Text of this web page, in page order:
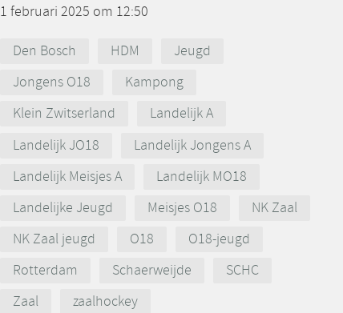
1 februari 2025 om 12:50
Den Bosch HDM
Jeugd
Jongens O18
Kampong
Klein Zwitserland
Landelijk A
Landelijk JO18
Landelijk Jongens A
Landelijk Meisjes A
Landelijk MO18
Landelijke Jeugd
Meisjes O18
NK Zaal
NK Zaal jeugd
O18
O18-jeugd
Rotterdam
Schaerweijde
SCHC
Zaal
zaalhockey